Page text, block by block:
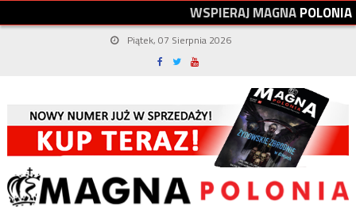
WSPIERAJMAGNAPOLONIA
Piątek, 07 Sierpnia 2026